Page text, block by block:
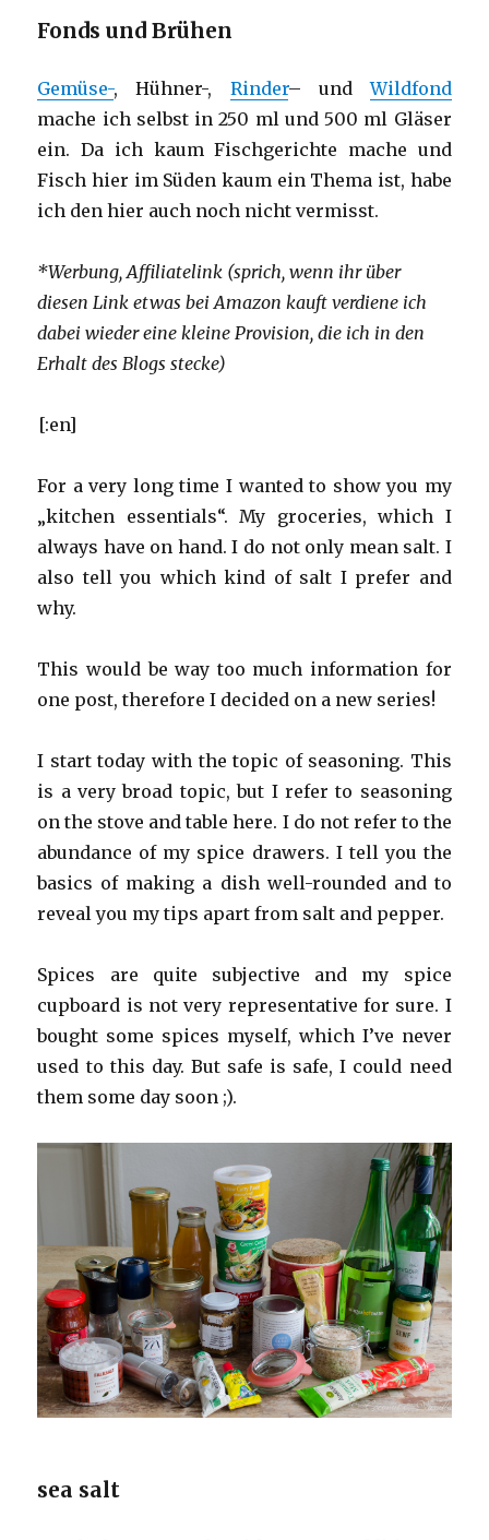
Fonds und Brühen
Gemüse-, Hühner-, Rinder– undWildfond
mache ich selbst in 250 ml und 500 ml Gläser
ein. Da ich kaum Fischgerichte mache und
Fisch hier im Süden kaum ein Thema ist, habe
ich den hier auch noch nicht vermisst.
*Werbung, Affiliatelink (sprich, wenn ihr über
diesen Link etwas bei Amazon kauft verdiene ich
dabei wieder eine kleine Provision, die ich in den
Erhalt des Blogs stecke)
[:en]
For a very long time I wanted to show you my
„kitchen essentials“. My groceries, which I
always have on hand. I do not only mean salt. I
also tell you which kind of salt I prefer and
why.
This would be way too much information for
one post, therefore I decided on a new series!
I start today with the topic of seasoning. This
is a very broad topic, but I refer to seasoning
on the stove and table here. I do not refer to the
abundance of my spice drawers. I tell you the
basics of making a dish well-rounded and to
reveal you my tips apart from salt and pepper.
Spices are quite subjective and my spice
cupboard is not very representative for sure. I
bought some spices myself, which I’ve never
used to this day. But safe is safe, I could need
them some day soon ;).
sea salt